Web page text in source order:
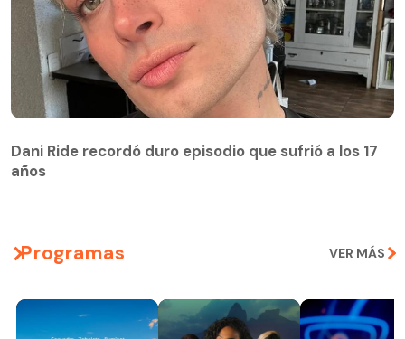
Dani Ride recordó duro episodio que sufrió a los 17
años
Programas VER MÁS